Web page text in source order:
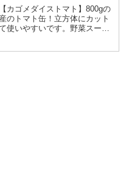
。
カゴメダイストマト】800gの
のトマト缶！立方体にカット
使いやすいです。野菜スープ